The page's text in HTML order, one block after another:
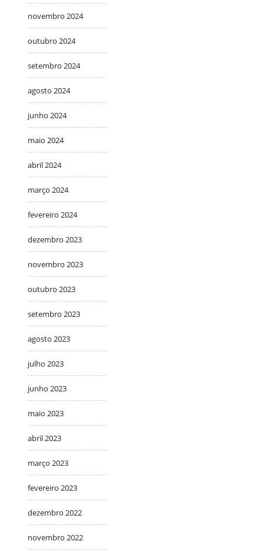
novembro 2024
outubro 2024
setembro 2024
agosto 2024
junho 2024
maio 2024
abril 2024
março 2024
fevereiro 2024
dezembro 2023
novembro 2023
outubro 2023
setembro 2023
agosto 2023
julho 2023
junho 2023
maio 2023
abril 2023
março 2023
fevereiro 2023
dezembro 2022
novembro 2022